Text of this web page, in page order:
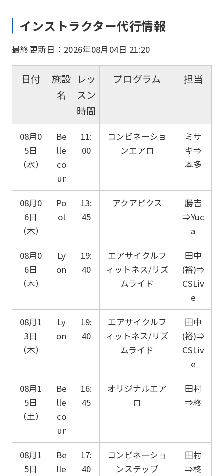
インストラクター代行情報
最終更新日：2026年08月04日 21:20
日付
施設
名
レッ
スン
時間
プログラム 担当
08月0
5日
（水）
Be
lle
co
ur
11:
00
コンビネーショ
ンエアロ
ミサ
キ⇒
本多
08月0
6日
（木）
Po
ol
13:
45
アクアビクス
勝吉
⇒Yuc
a
08月0
6日
（木）
Ly
on
19:
40
エアサイクルフ
ィットネス/リズ
ムライド
田中
(裕)⇒
CSLiv
e
08月1
3日
（木）
Ly
on
19:
40
エアサイクルフ
ィットネス/リズ
ムライド
田中
(裕)⇒
CSLiv
e
08月1
5日
（土）
Be
lle
co
ur
16:
45
オリジナルエア
ロ
田村
⇒柊
08月1
5日
Be
lle
17:
40
コンビネーショ
ンステップ
田村
⇒柊